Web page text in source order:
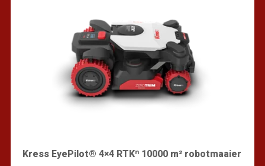
Kress EyePilot® 4×4 RTKⁿ 10000 m² robotmaaier